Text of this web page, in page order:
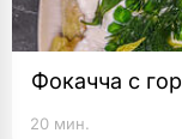
Фокачча с
20 мин.